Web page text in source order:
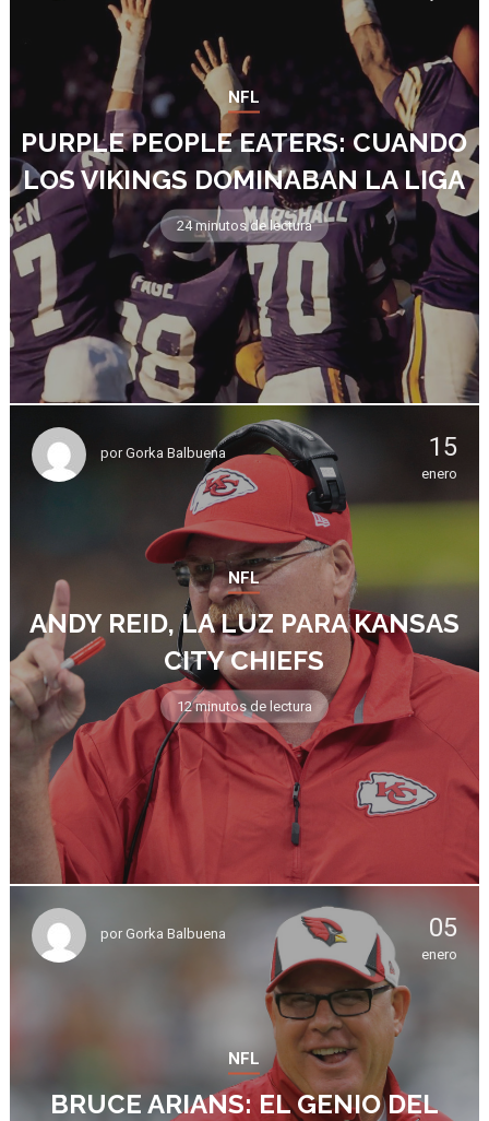
NFL
PURPLE PEOPLE EATERS: CUANDO
LOS VIKINGS DOMINABAN LA LIGA
24 minutos de lectura
porGorka Balbuena 15
enero
NFL
ANDY REID, LA LUZ PARA KANSAS
CITY CHIEFS
12 minutos de lectura
por Gorka Balbuena 05
enero
NFL
BRUCE ARIANS: EL GENIO DEL